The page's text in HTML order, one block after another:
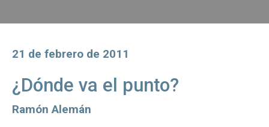
21 de febrero de 2011
¿Dónde va el punto?
Ramón Alemán